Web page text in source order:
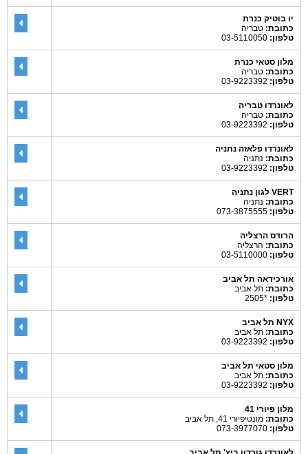
יו בוטיק כנרת
כתובת: טבריה
טלפון:
מלון סטאי כנרת
כתובת: טבריה
טלפון:
לאונרדו טבריה
כתובת: טבריה
טלפון:
לאונרדו פלאזה נתניה
כתובת: נתניה
טלפון:
VERT לגון נתניה
כתובת: נתניה
טלפון:
הרודס הרצליה
כתובת: הרצליה
טלפון:
אורכידאה תל אביב
כתובת: תל אביב
טלפון: *2505
NYX תל אביב
כתובת: תל אביב
טלפון:
מלון סטאי תל אביב
כתובת: תל אביב
טלפון:
מלון פיורי 41
כתובת: מונטיפיורי 41, תל אביב
טלפון: